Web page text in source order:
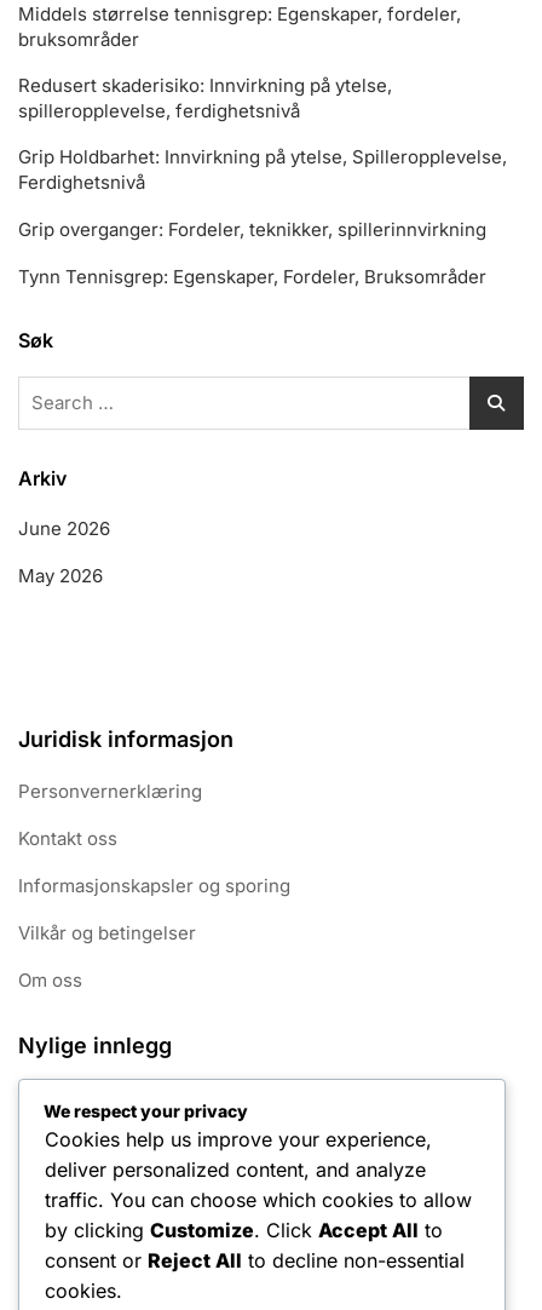
Middels størrelse tennisgrep: Egenskaper, fordeler,
bruksområder
Redusert skaderisiko: Innvirkning på ytelse,
spilleropplevelse, ferdighetsnivå
Grip Holdbarhet: Innvirkning på ytelse, Spilleropplevelse,
Ferdighetsnivå
Grip overganger: Fordeler, teknikker, spillerinnvirkning
Tynn Tennisgrep: Egenskaper, Fordeler, Bruksområder
Søk
Arkiv
June 2026
May 2026
Juridisk informasjon
Personvernerklæring
Kontakt oss
Informasjonskapsler og sporing
Vilkår og betingelser
Om oss
Nylige innlegg
bruksområder
Redusert skaderisiko: Innvirkning på ytelse,
spilleropplevelse, ferdighetsnivå
Grip Holdbarhet: Innvirkning på ytelse, Spilleropplevelse,
Ferdighetsnivå
We respect your privacy
Cookies help us improve your experience,
deliver personalized content, and analyze
traffic. You can choose which cookies to allow
by clicking Customize. Click Accept All to
consent or Reject All to decline non-essential
cookies.